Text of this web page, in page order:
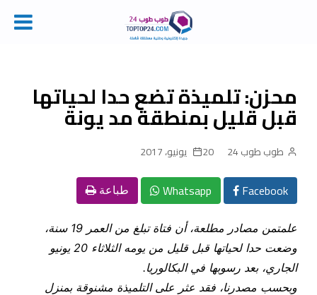
محزن: تلميذة تضع حدا لحياتها
قبل قليل بمنطقة مد يونة
طوب طوب 24 20 يونيو، 2017
Facebook
Whatsapp طباعة
علمت
من مصادر مطلعة، أن فتاة تبلغ من العمر 19 سنة،
وضعت حدا لحياتها قبل قليل من يومه الثلاثاء 20 يونيو
الجاري، بعد رسوبها في البكالوريا.
وبحسب مصدرنا، فقد عثر على التلميذة مشنوقة بمنزل